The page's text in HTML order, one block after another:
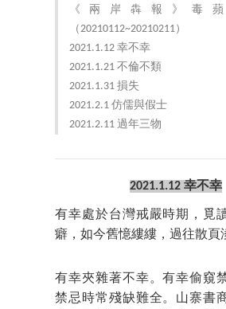
《兩岸犇報》毒
（20210112~20210211）
2021.1.12 幸不幸
2021.1.21 不倫不類
2021.1.31 損失
2021.2.1 仿儒與假士
2021.2.11 過年三物
2021.1.12 幸不幸
有幸處於台灣戒嚴時期，覓
癖，如今舊憶縷縷，過往散頁
有幸夾雜著不幸。有幸偷窺
禁忌時常殘缺難全。山寨書